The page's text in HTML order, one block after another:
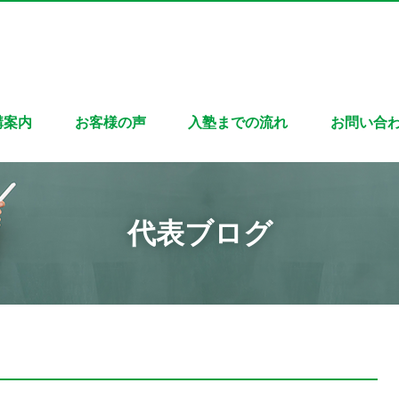
案内 お客様の声 入塾までの流れ お問い合
代表ブログ